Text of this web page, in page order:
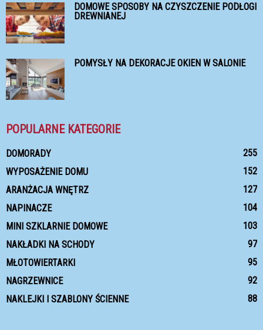
DOMOWE SPOSOBY NA CZYSZCZENIE PODŁOGI
DREWNIANEJ
POMYSŁY NA DEKORACJE OKIEN W SALONIE
POPULARNE KATEGORIE
DOMORADY
255
WYPOSAŻENIE DOMU
152
ARANŻACJA WNĘTRZ
127
NAPINACZE
104
MINI SZKLARNIE DOMOWE
103
NAKŁADKI NA SCHODY
97
MŁOTOWIERTARKI
95
NAGRZEWNICE
92
NAKLEJKI I SZABLONY ŚCIENNE
88